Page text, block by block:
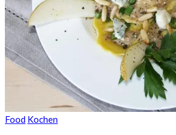
Food Kochen